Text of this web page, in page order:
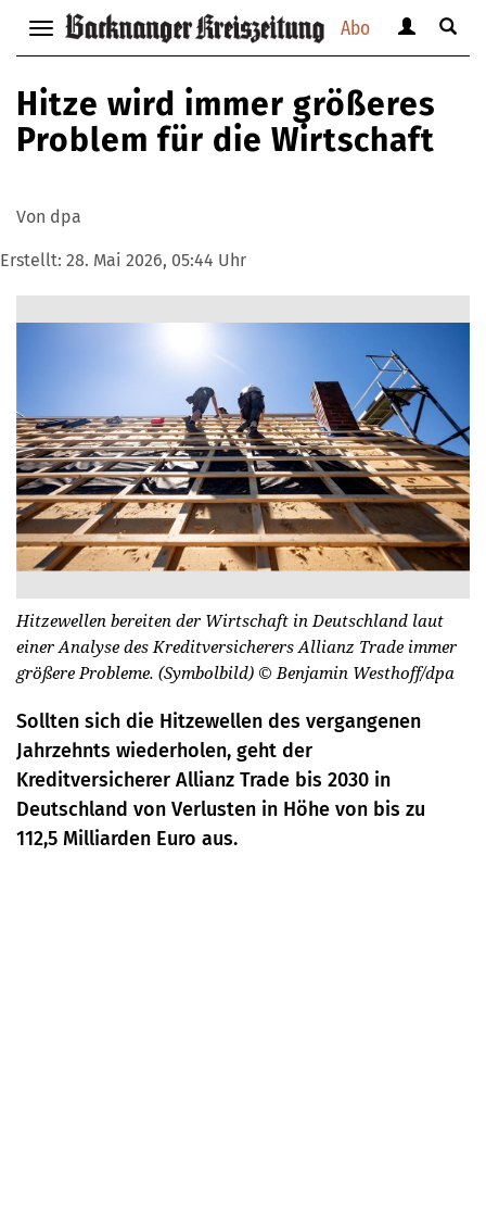
Abo
Navigation
anzeigen
bzw.
verbergen
anzeigen
verbergen
Suche
Hitze wird immer größeres
Problem für die Wirtschaft
Von dpa
Erstellt: 28. Mai 2026, 05:44 Uhr
Hitzewellen bereiten der Wirtschaft in Deutschland laut
einer Analyse des Kreditversicherers Allianz Trade immer
größere Probleme. (Symbolbild) © Benjamin Westhoff/dpa
Sollten sich die Hitzewellen des vergangenen
Jahrzehnts wiederholen, geht der
Kreditversicherer Allianz Trade bis 2030 in
Deutschland von Verlusten in Höhe von bis zu
112,5 Milliarden Euro aus.